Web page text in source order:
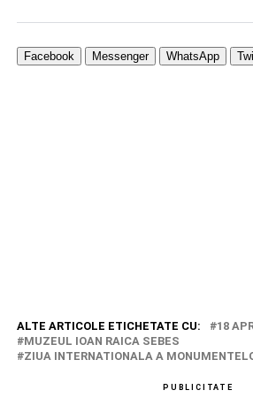
Facebook Messenger WhatsApp
ALTE ARTICOLE ETICHETATE CU:
18
MUZEUL IOAN RAICA SEBES
ZIUA INTERNATIONALA A
PUBLICITATE